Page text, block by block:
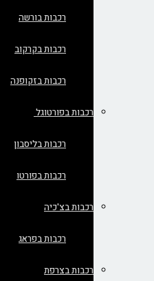
רכבות בורשה
רכבות בקרקוב
רכבות בזקופנה
רכבות בפורטוגל
רכבות בליסבון
רכבות בפורטו
רכבות בצ'כיה
רכבות בפראג
רכבות בצרפת